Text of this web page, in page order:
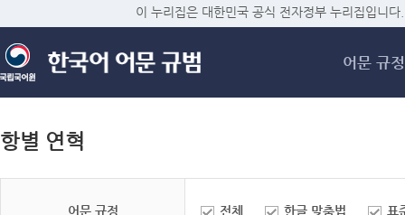
메
이 누리집은 대한민국 공식 전자정부 누리집입니다.
어문 규정
항별 연혁
어문 규정 전체 한글 맞춤법 표